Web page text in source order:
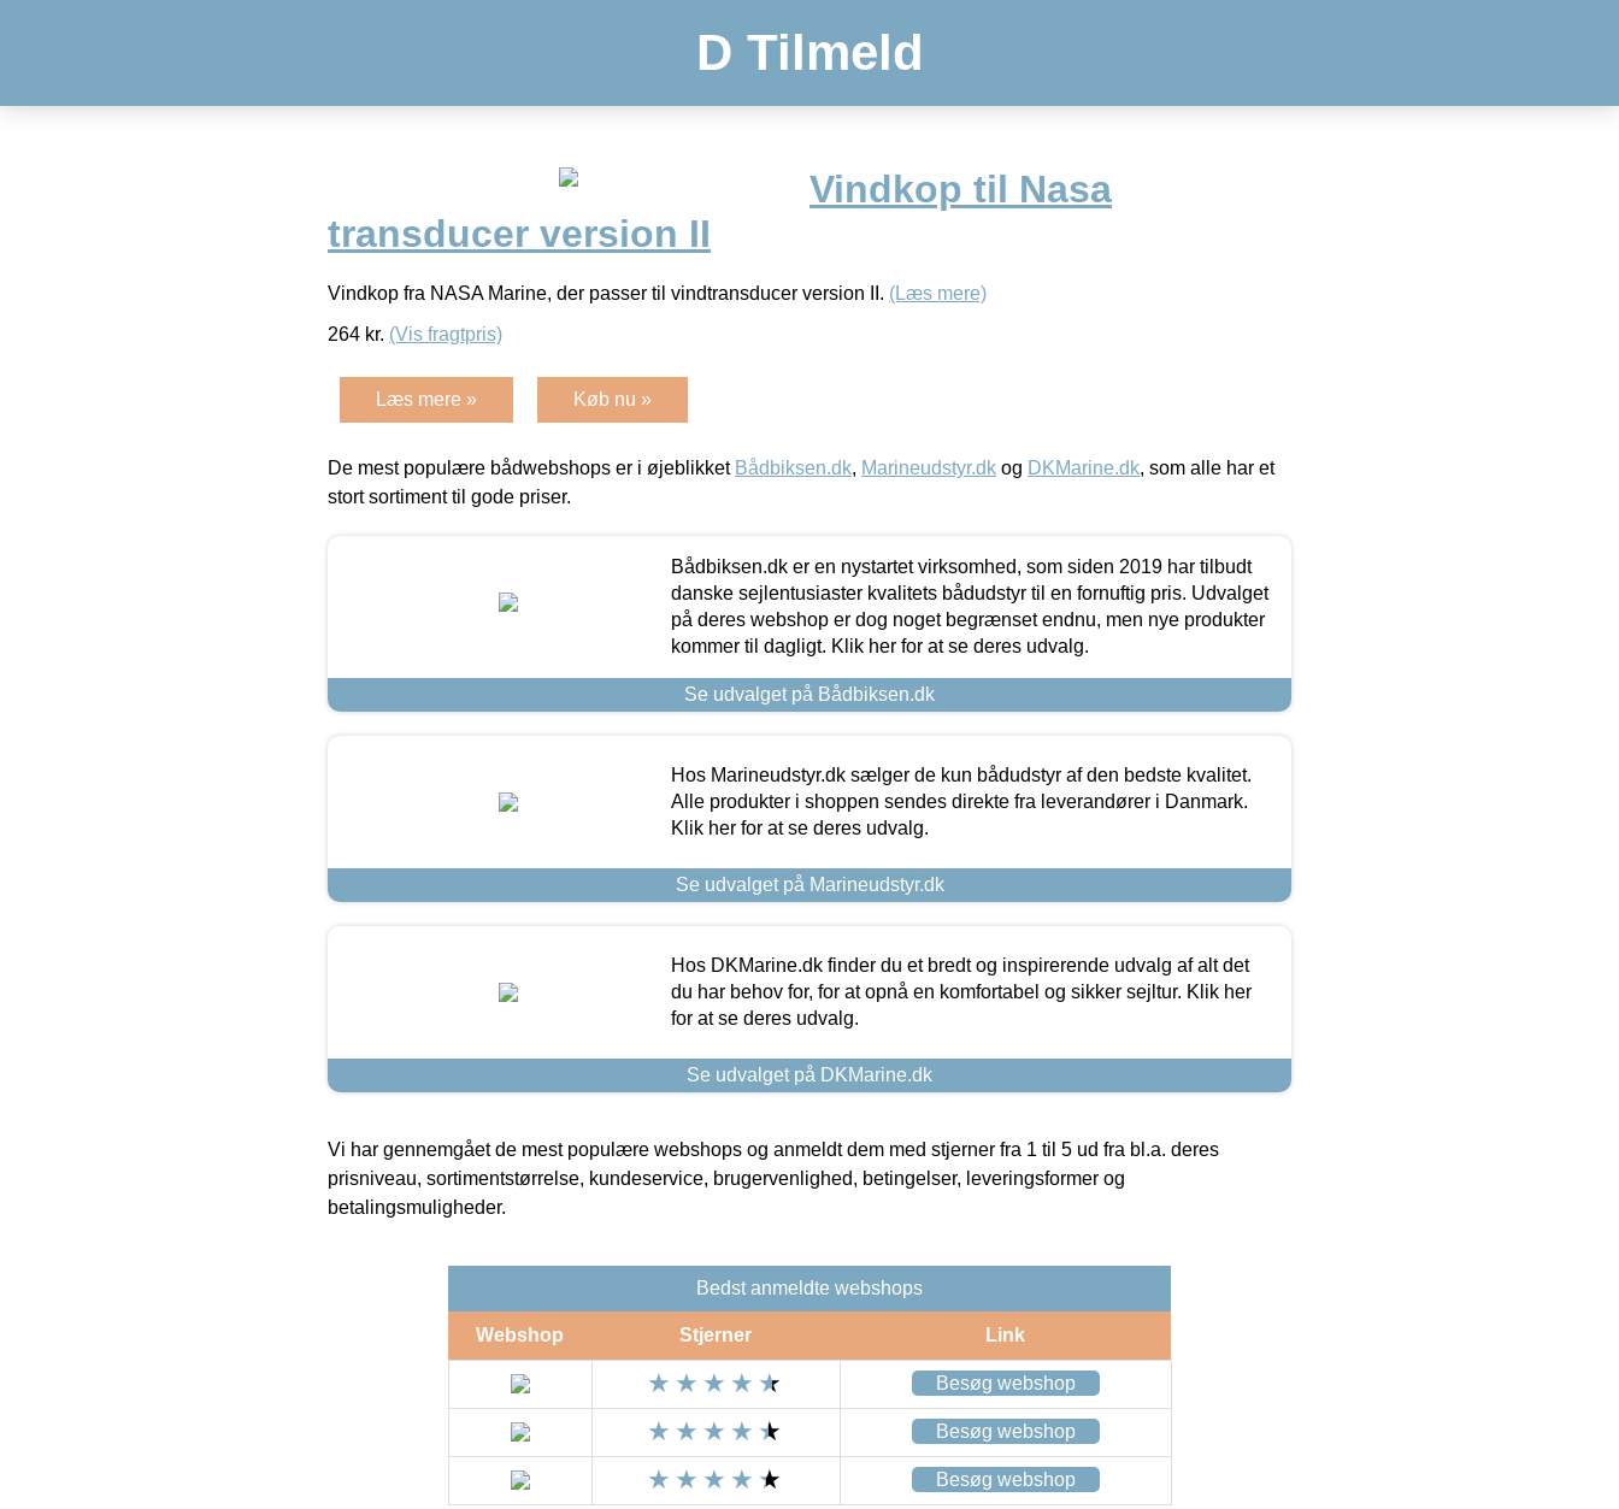
D Tilmeld
Vindkop til Nasa
transducer version II
Vindkop fra NASA Marine, der passer til vindtransducer version II. (Læs mere)
264 kr. (Vis fragtpris)
Læs mere » Køb nu »
De mest populære bådwebshops er i øjeblikket Bådbiksen.dk, Marineudstyr.dk og DKMarine.dk, som alle har et
stort sortiment til gode priser.
Bådbiksen.dk er en nystartet virksomhed, som siden 2019 har tilbudt
danske sejlentusiaster kvalitets bådudstyr til en fornuftig pris. Udvalget
på deres webshop er dog noget begrænset endnu, men nye produkter
kommer til dagligt. Klik her for at se deres udvalg.
Se udvalget på Bådbiksen.dk
Hos Marineudstyr.dk sælger de kun bådudstyr af den bedste kvalitet.
Alle produkter i shoppen sendes direkte fra leverandører i Danmark.
Klik her for at se deres udvalg.
Se udvalget på Marineudstyr.dk
Hos DKMarine.dk finder du et bredt og inspirerende udvalg af alt det
du har behov for, for at opnå en komfortabel og sikker sejltur. Klik her
for at se deres udvalg.
Se udvalget på DKMarine.dk
Vi har gennemgået de mest populære webshops og anmeldt dem med stjerner fra 1 til 5 ud fra bl.a. deres
prisniveau, sortimentstørrelse, kundeservice, brugervenlighed, betingelser, leveringsformer og
betalingsmuligheder.
Bedst anmeldte webshops
Webshop Stjerner Link
Besøg webshop
Besøg webshop
Besøg webshop